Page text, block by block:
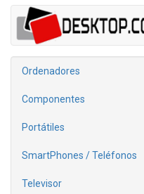
Ordenadores
Componentes
Portátiles
SmartPhones / Teléfonos
Televisor